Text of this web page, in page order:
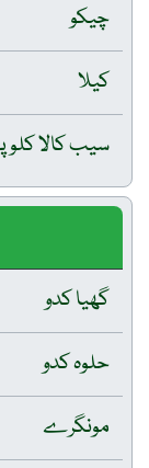
چیکو
کیلا
سیب کالا کلو
گھیا کدو
حلوہ کدو
مونگرے